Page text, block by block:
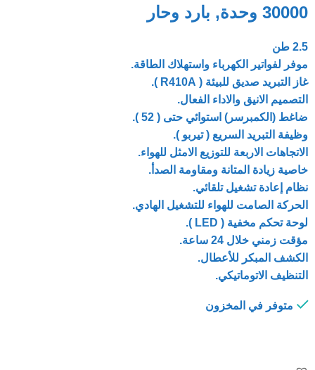
30000 وحدة, بارد وحار
2.5 طن
موفر لفواتير الكهرباء واستهلاك الطاقة.
غاز التبريد صديق للبيئة ( R410A ).
التصميم الانيق والاداء الفعال.
ضاغط (الكمبرسر) استوائي حتى ( 52 ).
وظيفة التبريد السريع ( تيربو ).
الاتجاهات الاربعة للتوزيع الامثل للهواء.
خاصية زيادة المتانة ومقاومة الصدأ.
نظام إعادة تشغيل تلقائي.
الحركة الصامت للهواء للتشغيل الهادي.
لوحة تحكم مخفية ( LED ).
مؤقت زمني خلال 24 ساعة.
الكشف المبكر للأعطال.
التنظيف الاتوماتيكي.
متوفر في المخزون